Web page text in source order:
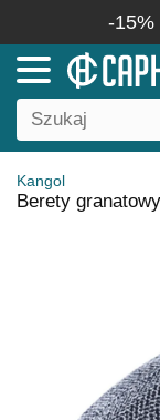
-15%
Kangol
Berety